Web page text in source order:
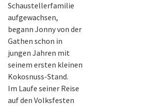
Schaustellerfamilie
aufgewachsen,
begann Jonny von der
Gathen schon in
jungen Jahren mit
seinem ersten kleinen
Kokosnuss-Stand.
Im Laufe seiner Reise
auf den Volksfesten